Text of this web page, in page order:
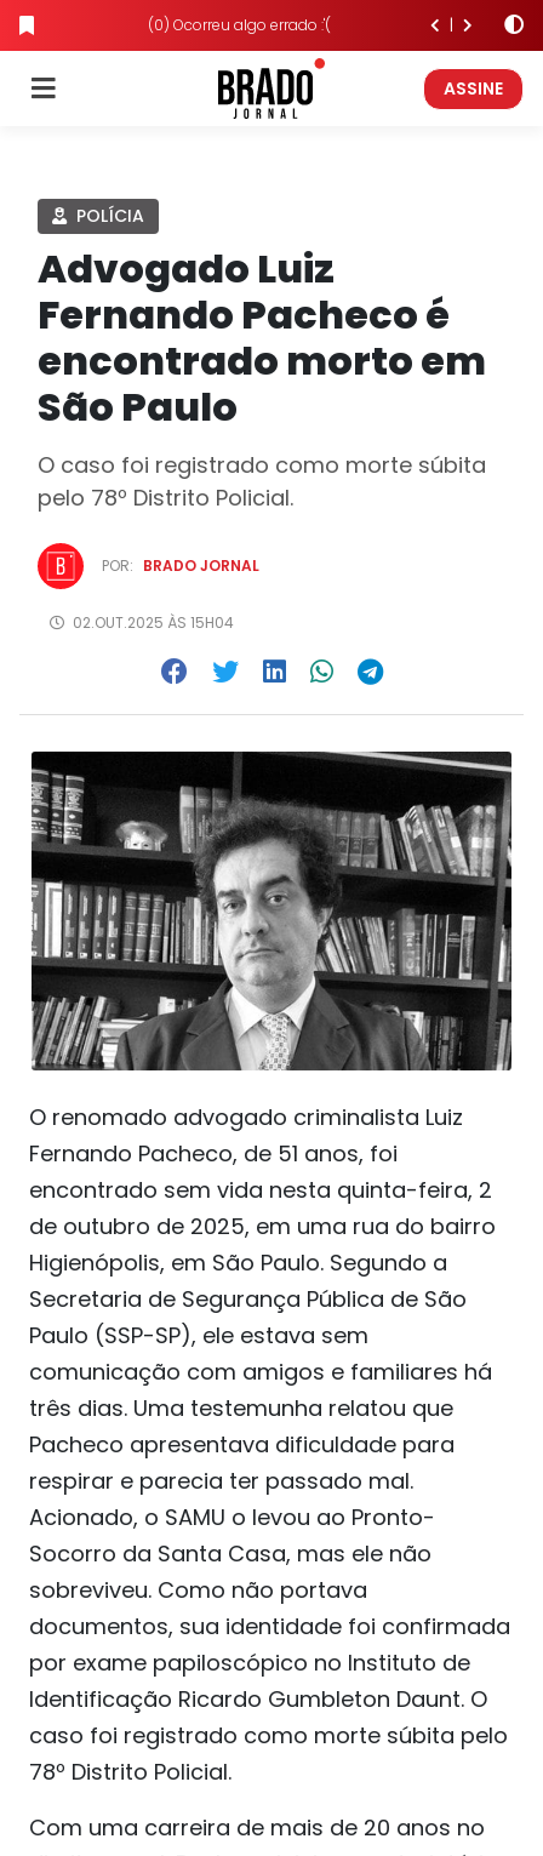
(0) Ocorreu algo errado :'(
ASSINE
POLÍCIA
Advogado Luiz
Fernando Pacheco é
encontrado morto em
São Paulo
O caso foi registrado como morte súbita
pelo 78º Distrito Policial.
POR: BRADO JORNAL
02.OUT.2025 ÀS 15H04
O renomado advogado criminalista Luiz
Fernando Pacheco, de 51 anos, foi
encontrado sem vida nesta quinta-feira, 2
de outubro de 2025, em uma rua do bairro
Higienópolis, em São Paulo. Segundo a
Secretaria de Segurança Pública de São
Paulo (SSP-SP), ele estava sem
comunicação com amigos e familiares há
três dias. Uma testemunha relatou que
Pacheco apresentava dificuldade para
respirar e parecia ter passado mal.
Acionado, o SAMU o levou ao Pronto-
Socorro da Santa Casa, mas ele não
sobreviveu. Como não portava
documentos, sua identidade foi confirmada
por exame papiloscópico no Instituto de
Identificação Ricardo Gumbleton Daunt. O
caso foi registrado como morte súbita pelo
78º Distrito Policial.
Com uma carreira de mais de 20 anos no